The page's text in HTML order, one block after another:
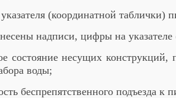
(координатной таблички)
надписи, цифры на указателе
состояние несущих конструкций,
воды;
беспрепятственного подъезда к